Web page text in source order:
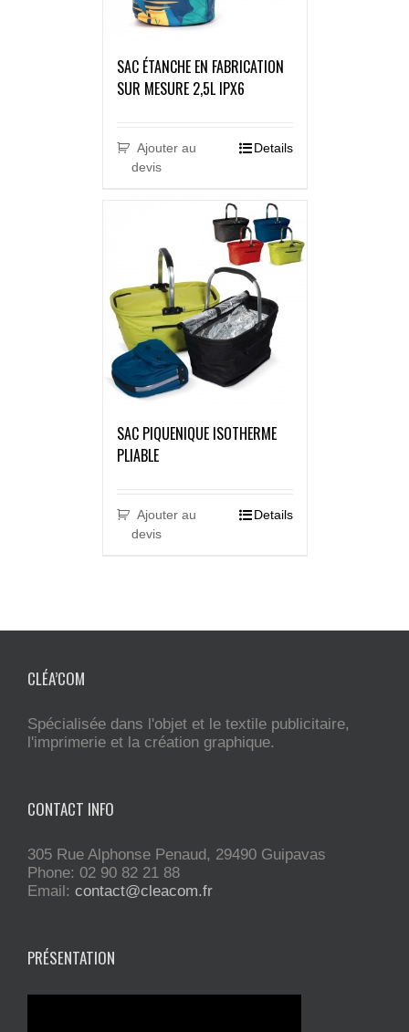
SAC ÉTANCHE EN FABRICATION
SUR MESURE 2,5L IPX6
Ajouter au
devis
Details
SAC PIQUENIQUE ISOTHERME
PLIABLE
Ajouter au
devis
Details
CLÉA’COM
Spécialisée dans l'objet et le textile publicitaire,
l'imprimerie et la création graphique.
CONTACT INFO
305 Rue Alphonse Penaud, 29490 Guipavas
Phone: 02 90 82 21 88
Email: contact@cleacom.fr
PRÉSENTATION